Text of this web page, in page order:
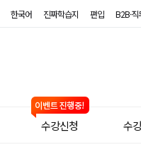
한국어 진짜학습지 편입 B2B·
수강신청 수